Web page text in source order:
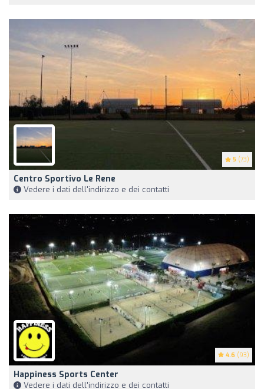
5 (73)
Centro Sportivo Le Rene
Vedere i dati dell'indirizzo e dei contatti
4.6 (93)
Happiness Sports Center
Vedere i dati dell'indirizzo e dei contatti